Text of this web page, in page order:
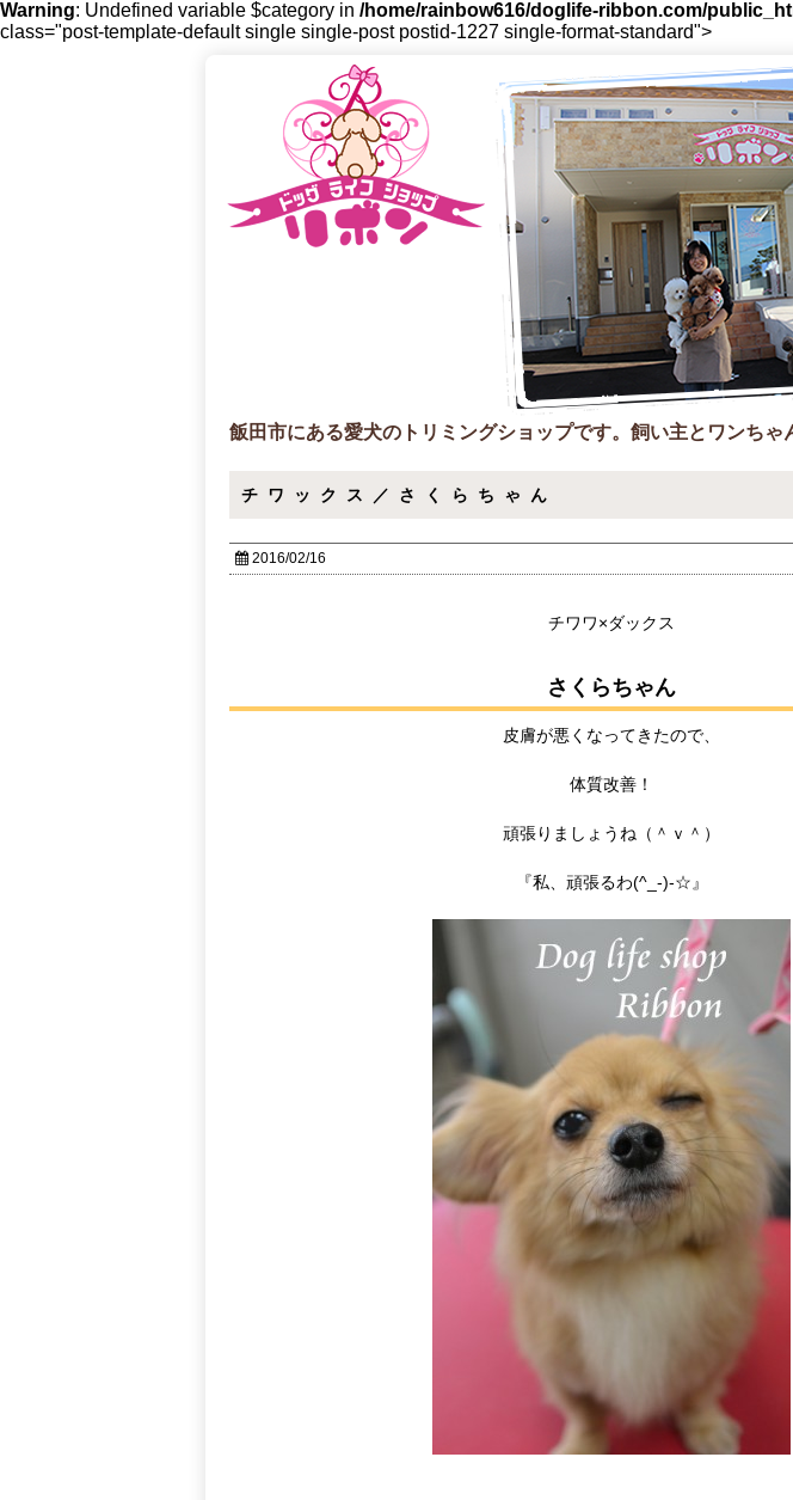
Warning: Undefined variable $category in /home/rainbow616/doglife-ribbon.com/
class="post-template-default single single-post postid-1227 single-format-standard">
飯田市にある愛犬のトリミングショップです。飼い主とワンちゃ
チワックス／さくらちゃん
2016/02/16
チワワ×ダックス
さくらちゃん
皮膚が悪くなってきたので、
体質改善！
頑張りましょうね（＾ｖ＾）
『私、頑張るわ(^_-)-☆』